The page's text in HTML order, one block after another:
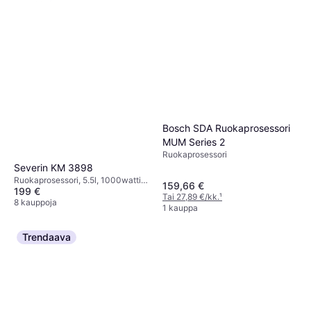
Severin KM 3898
Ruokaprosessori, 5.5l, 1000watti
Turbo-/Pulssitoiminto,
Roiskeensuoja, Ajastustoiminto,
Valaistus
199 €
8 kauppoja
Bosch SDA Ruokaprosessori
MUM Series 2
Ruokaprosessori
159,66 €
Tai 27,89 €/kk.¹
1 kauppa
Trendaava